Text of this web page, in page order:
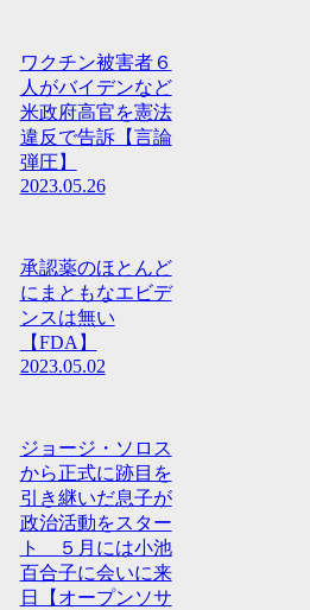
ワクチン被害者６
人がバイデンなど
米政府高官を憲法
違反で告訴【言論
弾圧】
2023.05.26
承認薬のほとんど
にまともなエビデ
ンスは無い
【FDA】
2023.05.02
ジョージ・ソロス
から正式に跡目を
引き継いだ息子が
政治活動をスター
ト ５月には小池
百合子に会いに来
日【オープンソサ